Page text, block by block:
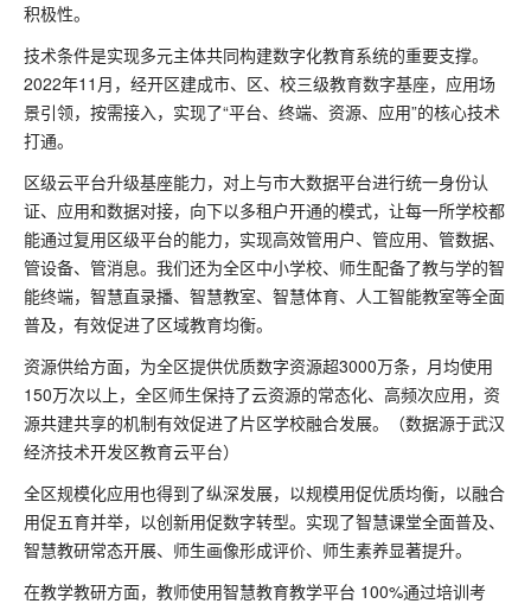
积极性。
技术条件是实现多元主体共同构建数字化教育系统的重要支撑。
2022年11月，经开区建成市、区、校三级教育数字基座，应用场
景引领，按需接入，实现了“平台、终端、资源、应用”的核心技术
打通。
区级云平台升级基座能力，对上与市大数据平台进行统一身份认
证、应用和数据对接，向下以多租户开通的模式，让每一所学校都
能通过复用区级平台的能力，实现高效管用户、管应用、管数据、
管设备、管消息。我们还为全区中小学校、师生配备了教与学的智
能终端，智慧直录播、智慧教室、智慧体育、人工智能教室等全面
普及，有效促进了区域教育均衡。
资源供给方面，为全区提供优质数字资源超3000万条，月均使用
150万次以上，全区师生保持了云资源的常态化、高频次应用，资
源共建共享的机制有效促进了片区学校融合发展。（数据源于武汉
经济技术开发区教育云平台）
全区规模化应用也得到了纵深发展，以规模用促优质均衡，以融合
用促五育并举，以创新用促数字转型。实现了智慧课堂全面普及、
智慧教研常态开展、师生画像形成评价、师生素养显著提升。
在教学教研方面，教师使用智慧教育教学平台 100%通过培训考